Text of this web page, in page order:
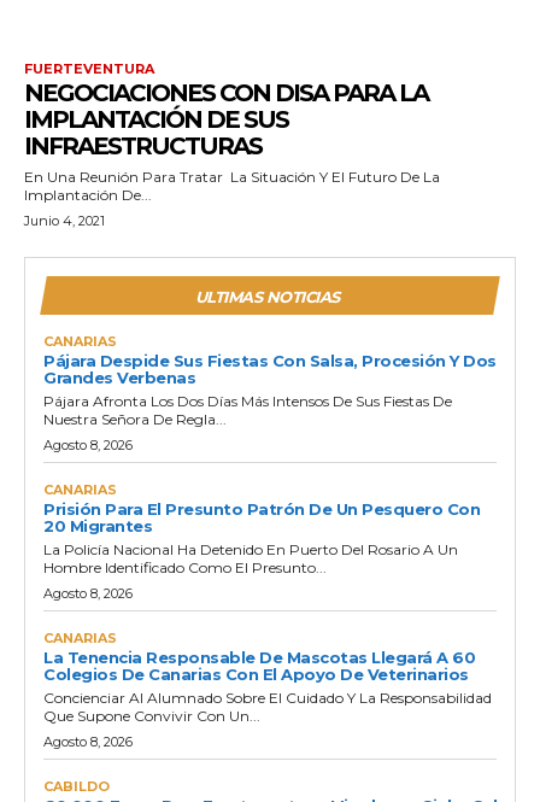
FUERTEVENTURA
NEGOCIACIONES CON DISA PARA LA
IMPLANTACIÓN DE SUS
INFRAESTRUCTURAS
En Una Reunión Para Tratar La Situación Y El Futuro De La
Implantación De...
Junio 4, 2021
ULTIMAS NOTICIAS
CANARIAS
Pájara Despide Sus Fiestas Con Salsa, Procesión Y Dos
Grandes Verbenas
Pájara Afronta Los Dos Días Más Intensos De Sus Fiestas De
Nuestra Señora De Regla...
Agosto 8, 2026
CANARIAS
Prisión Para El Presunto Patrón De Un Pesquero Con
20 Migrantes
La Policía Nacional Ha Detenido En Puerto Del Rosario A Un
Hombre Identificado Como El Presunto...
Agosto 8, 2026
CANARIAS
La Tenencia Responsable De Mascotas Llegará A 60
Colegios De Canarias Con El Apoyo De Veterinarios
Concienciar Al Alumnado Sobre El Cuidado Y La Responsabilidad
Que Supone Convivir Con Un...
Agosto 8, 2026
CABILDO